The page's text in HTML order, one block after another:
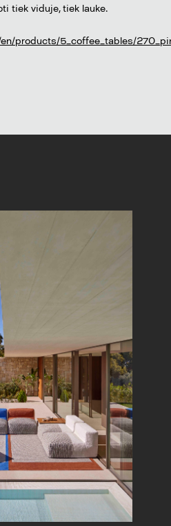
tiek viduje, tiek lauke.
products/5_coffee_tables/